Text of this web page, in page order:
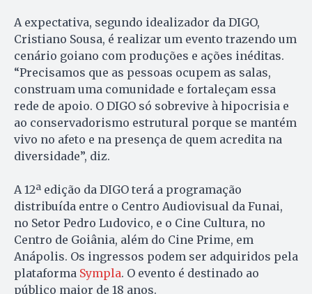
A expectativa, segundo idealizador da DIGO,
Cristiano Sousa, é realizar um evento trazendo um
cenário goiano com produções e ações inéditas.
“Precisamos que as pessoas ocupem as salas,
construam uma comunidade e fortaleçam essa
rede de apoio. O DIGO só sobrevive à hipocrisia e
ao conservadorismo estrutural porque se mantém
vivo no afeto e na presença de quem acredita na
diversidade”, diz.
A 12ª edição da DIGO terá a programação
distribuída entre o Centro Audiovisual da Funai,
no Setor Pedro Ludovico, e o Cine Cultura, no
Centro de Goiânia, além do Cine Prime, em
Anápolis. Os ingressos podem ser adquiridos pela
plataforma Sympla. O evento é destinado ao
público maior de 18 anos.